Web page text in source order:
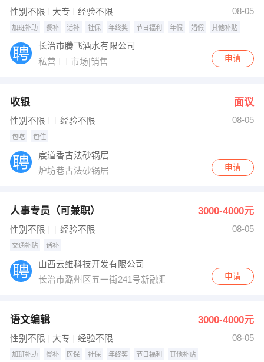
性别不限 大专 经验不限 08-05
加班补助 餐补 话补 社保 年终奖 节日福利 年假 婚假 其他补贴
长治市腾飞酒水有限公司
私营
市场|销售 申请
收银 面议
性别不限 经验不限 08-05
包吃 包住
宸道香古法砂锅居
炉坊巷古法砂锅居
申请
人事专员（可兼职） 3000-4000元
性别不限 经验不限 08-05
交通补贴 话补
山西云维科技开发有限公司
长治市潞州区五一街241号新融汇创意园408
申请
语文编辑 3000-4000元
性别不限 大专 经验不限 08-05
加班补助 餐补 医保 社保 年终奖 节日福利 其他补贴